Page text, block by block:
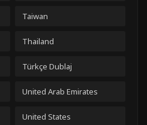
Taiwan
Thailand
Türkçe Dublaj
United Arab Emirates
United States